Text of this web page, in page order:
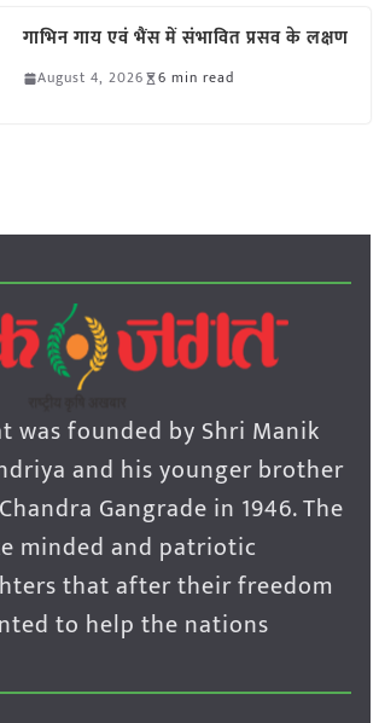
गाभिन गाय एवं भैंस में संभावित प्रसव के लक्षण
August 4, 2026 6 min read
was founded by Shri Manik
and his younger brother
Gangrade in 1946. The
minded and patriotic
that after their freedom
to help the nations